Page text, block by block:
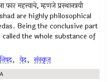
फार महत्त्वाचे, म्हणजे प्रस्थानत्रयी
are highly philosophical
Being the conclusive part
the whole substance of
, वेद, संस्कृत